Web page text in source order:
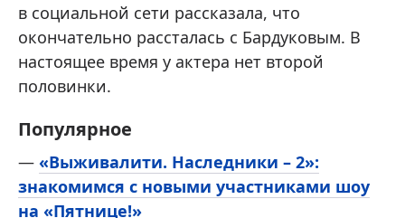
в социальной сети рассказала, что
окончательно рассталась с Бардуковым. В
настоящее время у актера нет второй
половинки.
Популярное
— «Выживалити. Наследники – 2»:
знакомимся с новыми участниками шоу
на «Пятнице!»